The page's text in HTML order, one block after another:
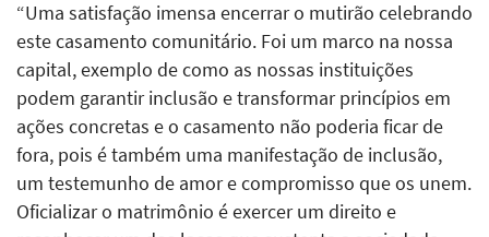
“Uma satisfação imensa encerrar o mutirão celebrando
este casamento comunitário. Foi um marco na nossa
capital, exemplo de como as nossas instituições
podem garantir inclusão e transformar princípios em
ações concretas e o casamento não poderia ficar de
fora, pois é também uma manifestação de inclusão,
um testemunho de amor e compromisso que os unem.
Oficializar o matrimônio é exercer um direito e